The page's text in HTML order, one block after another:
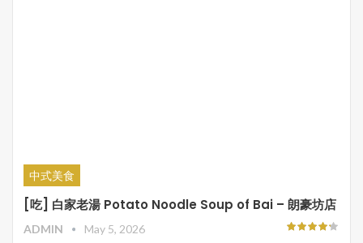
中式美食
[吃] 白家老湯 Potato Noodle Soup of Bai – 朗豪坊店
ADMIN
May 5, 2026